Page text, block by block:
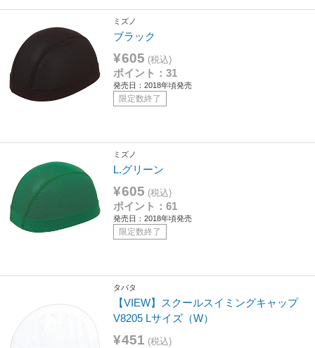
ミズノ
ブラック
¥605 (税込)
ポイント：31
発売日：2018年頃発売
限定数終了
ミズノ
L.グリーン
¥605 (税込)
ポイント：61
発売日：2018年頃発売
限定数終了
タバタ
【VIEW】スクールスイミングキャップ
V8205 Lサイズ（W）
¥451 (税込)